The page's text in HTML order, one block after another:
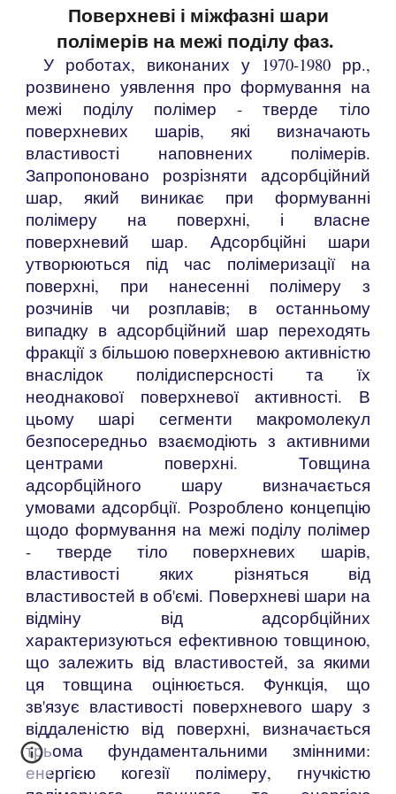
Поверхневі і міжфазні шари
полімерів на межі поділу фаз.
У роботах, виконаних у 1970-1980 рр.,
розвинено уявлення про формування на
межі поділу полімер - тверде тіло
поверхневих шарів, які визначають
властивості наповнених полімерів.
Запропоновано розрізняти адсорбційний
шар, який виникає при формуванні
полімеру на
поверхні, і власне
поверхневий шар. Адсорбційні шари
утворюються під час полімеризації на
поверхні, при нанесенні полімеру з
розчинів чи розплавів; в останньому
випадку в адсорбційний шар переходять
фракції з більшою поверхневою активністю
внаслідок полідисперсності та їх
неоднакової поверхневої активності. В
цьому шарі сегменти макромолекул
безпосередньо взаємодіють з активними
центрами поверхні. Товщина
адсорбційного шару визначається
умовами адсорбції. Розроблено концепцію
щодо формування на межі поділу полімер
- тверде тіло поверхневих шарів,
властивості яких різняться від
властивостей в об'ємі. Поверхневі шари на
відміну від адсорбційних
характеризуються ефективною товщиною,
що залежить від властивостей, за якими
ця товщина оцінюється. Функція, що
зв'язує властивості поверхневого шару з
віддаленістю від поверхні, визначається
трьома фундаментальними змінними:
енергією когезії полімеру, гнучкістю